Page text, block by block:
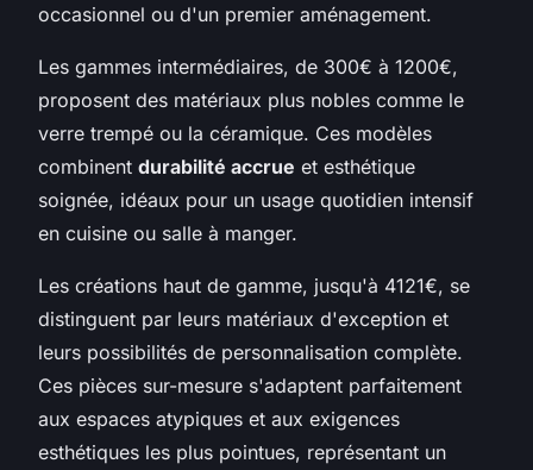
occasionnel ou d'un premier aménagement.
Les gammes intermédiaires, de 300€ à 1200€,
proposent des matériaux plus nobles comme le
verre trempé ou la céramique. Ces modèles
combinent durabilité accrue et esthétique
soignée, idéaux pour un usage quotidien intensif
en cuisine ou salle à manger.
Les créations haut de gamme, jusqu'à 4121€, se
distinguent par leurs matériaux d'exception et
leurs possibilités de personnalisation complète.
Ces pièces sur-mesure s'adaptent parfaitement
aux espaces atypiques et aux exigences
esthétiques les plus pointues, représentant un